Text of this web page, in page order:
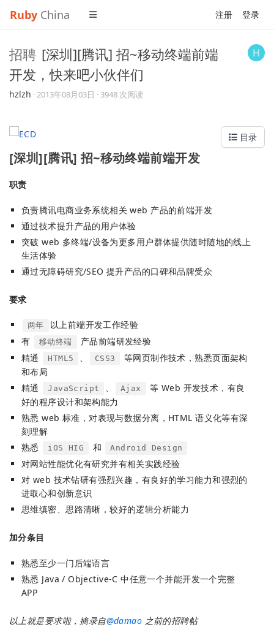
Ruby China 注册 登录
招聘 [深圳][腾讯] 招~移动终端前端
开发，快来吧小伙伴们
hzlzh ·2013年08月03日 · 3948 次阅读
目录
[深圳][腾讯] 招~移动终端前端开发
职责
负责腾讯电商业务系统相关 web 产品的前端开发
通过技术提升产品的用户体验
突破 web 多终端/设备为更多用户群体提供随时随地的线上
生活体验
通过无障碍研究/SEO 提升产品的口碑和品牌受众
要求
两年
以上前端开发工作经验
有
移动终端
产品前端研发经验
精通
HTML5 、 CSS3
等网页制作技术，熟悉页面架构
和布局
精通
JavaScript 、 Ajax
等 Web 开发技术，有良
好的程序设计和架构能力
熟悉 web 标准，对表现与数据分离，HTML 语义化等有深
刻理解
熟悉
iOS HIG 和 Android Design
对网站性能优化有研究并有相关实践经验
对 web 技术钻研有强烈兴趣，有良好的学习能力和强烈的
进取心和创新意识
思维缜密、思路清晰，较好的逻辑分析能力
加分条目
熟悉至少一门后端语言
熟悉 Java / Objective-C 中任意一个并能开发一个完整
APP
以上就是要求啦，摘录自@damao 之前的招聘帖